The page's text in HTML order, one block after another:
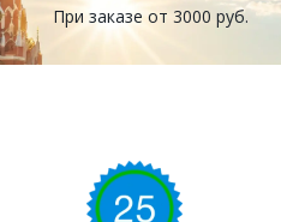
При заказе от 3000 руб.